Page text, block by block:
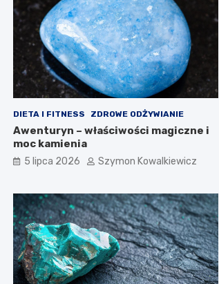
DIETA I FITNESS ZDROWE ODŻYWIANIE
Awenturyn – właściwości magiczne i
moc kamienia
5 lipca 2026 Szymon Kowalkiewicz